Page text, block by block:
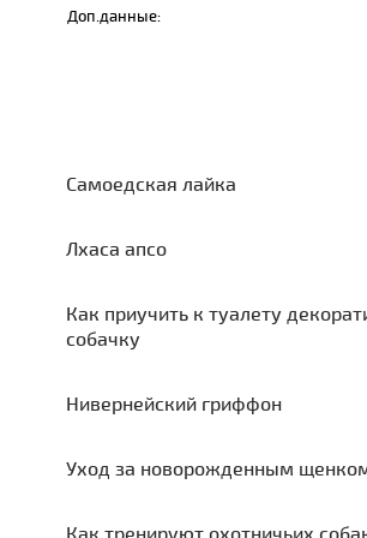
Доп.данные:
Самоедская лайка
Лхаса апсо
Как приучить к туалету
собачку
Нивернейский гриффон
Уход за новорожденным
Как тренируют охотничьих